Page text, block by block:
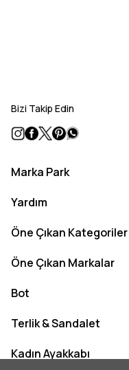
Bizi Takip Edin
Marka Park
Yardım
Öne Çıkan Kategoriler
Öne Çıkan Markalar
Bot
Terlik & Sandalet
Kadın Ayakkabı